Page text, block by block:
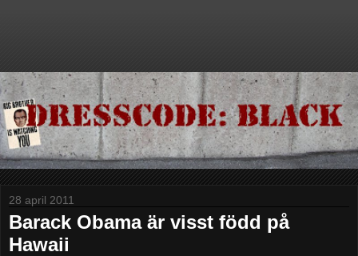
28 april 2011
Barack Obama är visst född på
Hawaii